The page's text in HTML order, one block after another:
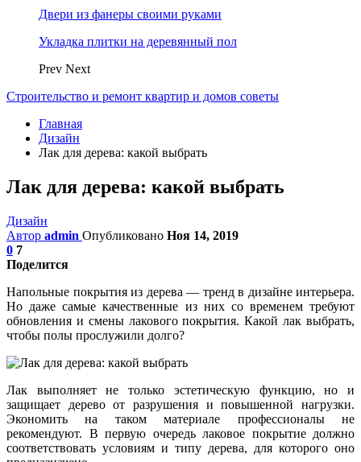
Двери из фанеры своими руками
Укладка плитки на деревянный пол
Prev Next
Строительство и ремонт квартир и домов советы
Главная
Дизайн
Лак для дерева: какой выбрать
Лак для дерева: какой выбрать
Дизайн
Автор admin Опубликовано Ноя 14, 2019
0 7
Поделится
Напольные покрытия из дерева — тренд в дизайне интерьера.
Но даже самые качественные из них со временем требуют
обновления и смены лакового покрытия. Какой лак выбрать,
чтобы полы прослужили долго?
Лак выполняет не только эстетическую функцию, но и
защищает дерево от разрушения и повышенной нагрузки.
Экономить на таком материале профессионалы не
рекомендуют. В первую очередь лаковое покрытие должно
соответствовать условиям и типу дерева, для которого оно